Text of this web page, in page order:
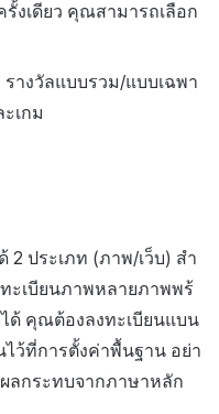
รั้งเดียว คุณสามารถเลือก
รางวัลแบบรวม/แบบเฉพา
เกม
2 ประเภท (ภาพ/เว็บ) สำ
ะเบียนภาพหลายภาพพร้
ด้ คุณต้องลงทะเบียนแบน
ว้ที่การตั้งค่าพื้นฐาน อย่า
ผลกระทบจากภาษาหลัก